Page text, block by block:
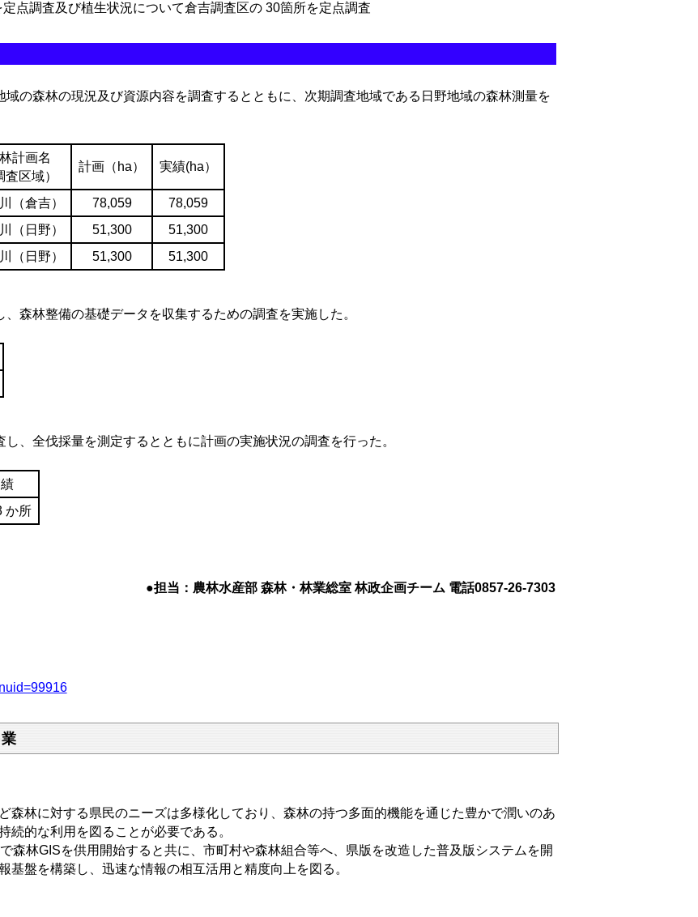
点調査及び植生状況について倉吉調査区の 30箇所を定点調査
の森林の現況及び資源内容を調査するとともに、次期調査地域である日野地域の森林測量を
計画名
査区域）
計画（ha） 実績(ha）
（倉吉） 78,059 78,059
（日野） 51,300
51,300
（日野） 51,300 51,300
森林整備の基礎データを収集するための調査を実施した。
、全伐採量を測定するとともに計画の実施状況の調査を行った。
か所
●担当：農林水産部 森林・林業総室 林政企画チーム 電話0857-26-7303
林に対する県民のニーズは多様化しており、森林の持つ多面的機能を通じた豊かで潤いのあ
続的な利用を図ることが必要である。
林GISを供用開始すると共に、市町村や森林組合等へ、県版を改造した普及版システムを開
基盤を構築し、迅速な情報の相互活用と精度向上を図る。